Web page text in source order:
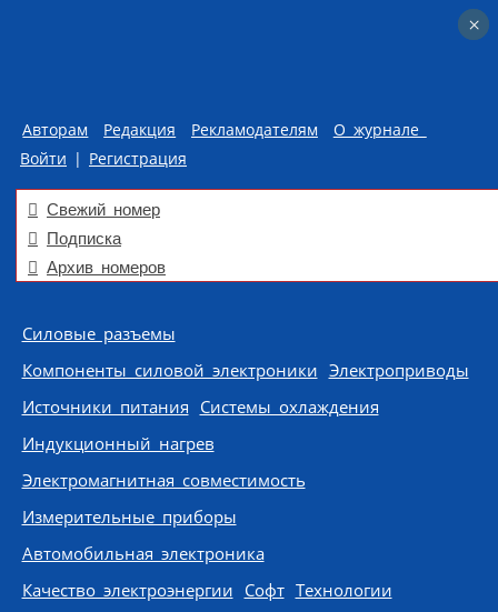
Авторам Редакция Рекламодателям
О журнале
Войти | Регистрация
Свежий номер
Подписка
Архив номеров
Skip to content
Силовые разъемы
Компоненты силовой электроники Электроприводы
Источники питания Системы охлаждения
Индукционный нагрев
Электромагнитная совместимость
Измерительные приборы
Автомобильная электроника
Качество электроэнергии Софт Технологии
×
×